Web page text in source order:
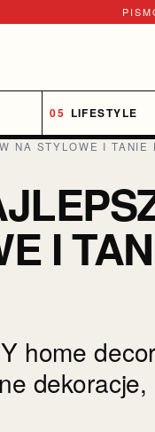
LIFESTYLE
NA STYLOWE I TANIE
I
home
dekoracje,